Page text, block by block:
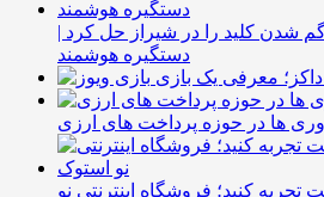
شدن کلید را در شیراز حل کرد |
دستگیره هوشمند
داکز؛ معرفی یک بازی
ها در حوزه پرداخت های ارزی
کنید؛ فروشگاه اینترنتی نو